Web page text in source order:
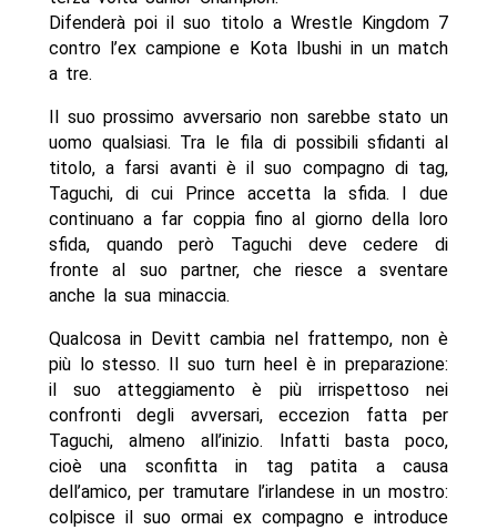
Difenderà poi il suo titolo a Wrestle Kingdom 7
contro l’ex campione e Kota Ibushi in un match
a tre.
Il suo prossimo avversario non sarebbe stato un
uomo qualsiasi. Tra le fila di possibili sfidanti al
titolo, a farsi avanti è il suo compagno di tag,
Taguchi, di cui Prince accetta la sfida. I due
continuano a far coppia fino al giorno della loro
sfida, quando però Taguchi deve cedere di
fronte al suo partner, che riesce a sventare
anche la sua minaccia.
Qualcosa in Devitt cambia nel frattempo, non è
più lo stesso. Il suo turn heel è in preparazione:
il suo atteggiamento è più irrispettoso nei
confronti degli avversari, eccezion fatta per
Taguchi, almeno all’inizio. Infatti basta poco,
cioè una sconfitta in tag patita a causa
dell’amico, per tramutare l’irlandese in un mostro:
colpisce il suo ormai ex compagno e introduce